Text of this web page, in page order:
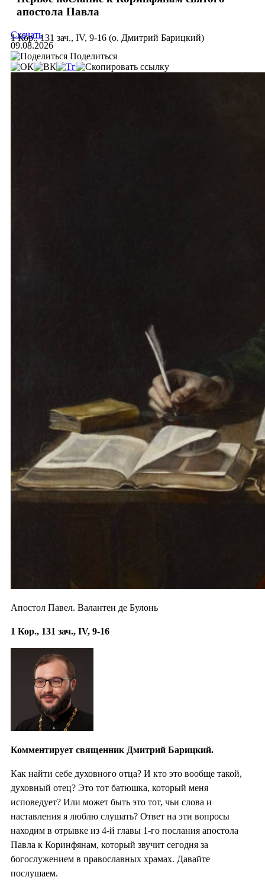
апостола Павла
1 Кор., 131 зач., IV, 9-16 (о. Дмитрий Барицкий)
Скачать
09.08.2026
Поделиться
Апостол Павел. Валантен де Булонь
1 Кор., 131 зач., IV, 9-16
Комментирует священник Дмитрий Барицкий.
Как найти себе духовного отца? И кто это вообще такой,
духовный отец? Это тот батюшка, который меня
исповедует? Или может быть это тот, чьи слова и
наставления я люблю слушать? Ответ на эти вопросы
находим в отрывке из 4-й главы 1-го послания апостола
Павла к Коринфянам, который звучит сегодня за
богослужением в православных храмах. Давайте
послушаем.